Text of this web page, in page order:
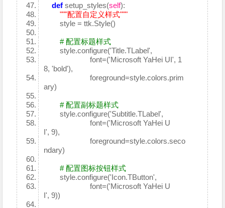
def setup_styles(self):
"""配置自定义样式"""
style = ttk.Style()
# 配置标题样式
style.configure('Title.TLabel',
font=('Microsoft YaHei UI', 1
8, 'bold'),
foreground=style.colors.prim
ary)
# 配置副标题样式
style.configure('Subtitle.TLabel',
font=('Microsoft YaHei U
I', 9),
foreground=style.colors.seco
ndary)
# 配置图标按钮样式
style.configure('Icon.TButton',
font=('Microsoft YaHei U
I', 9))